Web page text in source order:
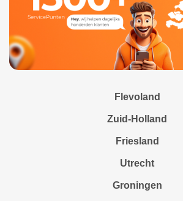
Flevoland
Zuid-Holland
Friesland
Utrecht
Groningen